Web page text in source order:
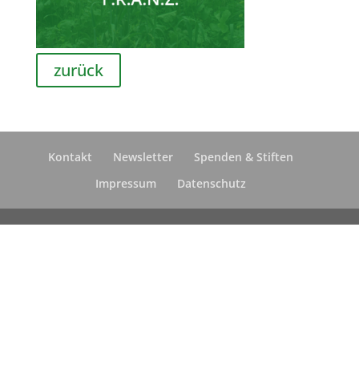
zurück
Kontakt Newsletter
Spenden & Stiften
Impressum
Datenschutz